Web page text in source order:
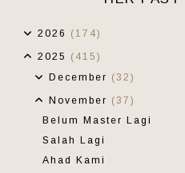
2026 (174)
2025 (415)
December (32)
November (37)
Belum Master Lagi
Salah Lagi
Ahad Kami